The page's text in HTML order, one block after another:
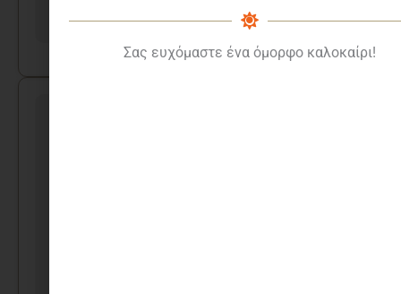
Δερματόδετη βιβλιοδεσία
Σας ευχόμαστε ένα όμορφο καλοκαίρι!